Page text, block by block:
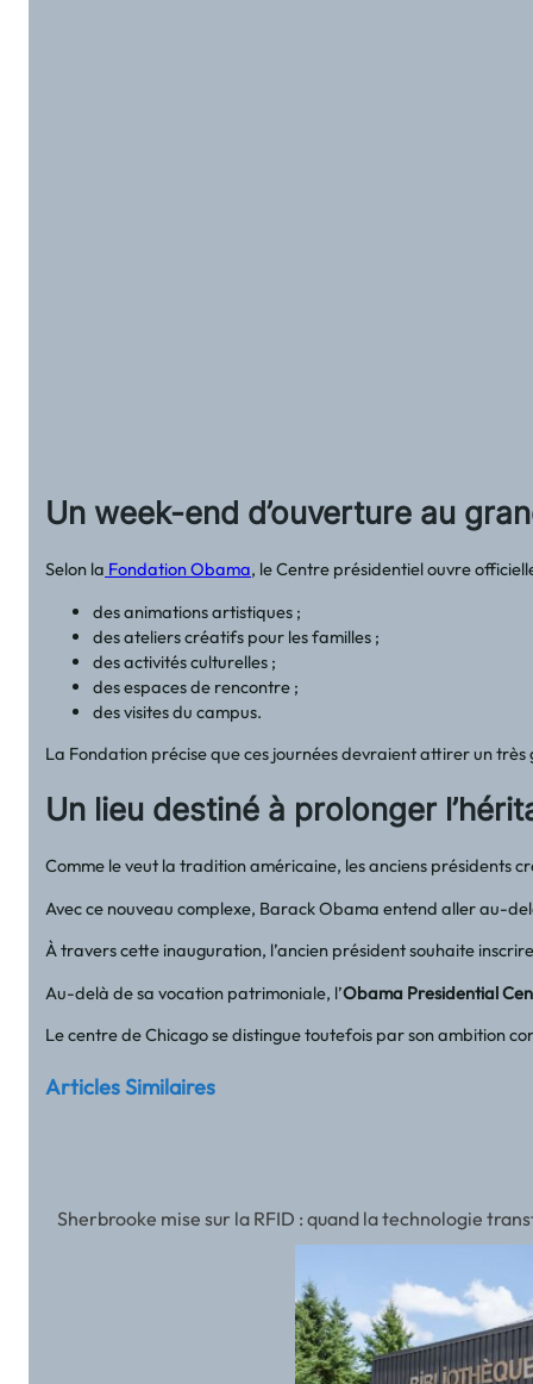
Un week-end d’ouverture au
Selon la Fondation Obama, le Centre présidentiel ouvre
des animations artistiques ;
des ateliers créatifs pour les familles ;
des activités culturelles ;
des espaces de rencontre ;
des visites du campus.
La Fondation précise que ces journées devraient attirer un
Un lieu destiné à prolonger
Comme le veut la tradition américaine, les anciens présidents
Avec ce nouveau complexe, Barack Obama entend aller au-
À travers cette inauguration, l’ancien président souhaite
Au-delà de sa vocation patrimoniale, l’Obama Presidential
Le centre de Chicago se distingue toutefois par son ambition
Articles Similaires
Sherbrooke mise sur la RFID : quand la technologie